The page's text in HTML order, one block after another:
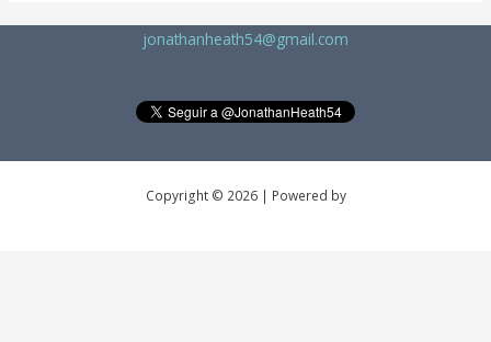
jonathanheath54@gmail.com
Copyright © 2026 | Powered by